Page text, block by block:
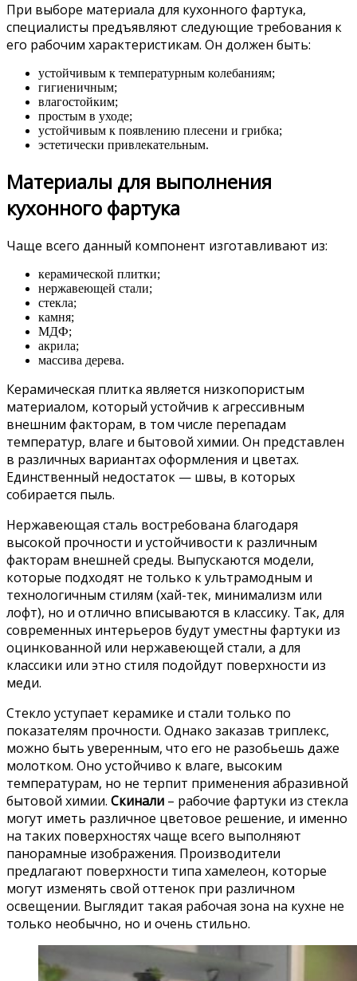
При выборе материала для кухонного фартука,
специалисты предъявляют следующие требования к
его рабочим характеристикам. Он должен быть:
устойчивым к температурным колебаниям;
гигиеничным;
влагостойким;
простым в уходе;
устойчивым к появлению плесени и грибка;
эстетически привлекательным.
Материалы для выполнения
кухонного фартука
Чаще всего данный компонент изготавливают из:
керамической плитки;
нержавеющей стали;
стекла;
камня;
МДФ;
акрила;
массива дерева.
Керамическая плитка является низкопористым
материалом, который устойчив к агрессивным
внешним факторам, в том числе перепадам
температур, влаге и бытовой химии. Он представлен
в различных вариантах оформления и цветах.
Единственный недостаток — швы, в которых
собирается пыль.
Нержавеющая сталь востребована благодаря
высокой прочности и устойчивости к различным
факторам внешней среды. Выпускаются модели,
которые подходят не только к ультрамодным и
технологичным стилям (хай-тек, минимализм или
лофт), но и отлично вписываются в классику. Так, для
современных интерьеров будут уместны фартуки из
оцинкованной или нержавеющей стали, а для
классики или этно стиля подойдут поверхности из
меди.
Стекло уступает керамике и стали только по
показателям прочности. Однако заказав триплекс,
можно быть уверенным, что его не разобьешь даже
молотком. Оно устойчиво к влаге, высоким
температурам, но не терпит применения абразивной
бытовой химии. Скинали – рабочие фартуки из стекла
могут иметь различное цветовое решение, и именно
на таких поверхностях чаще всего выполняют
панорамные изображения. Производители
предлагают поверхности типа хамелеон, которые
могут изменять свой оттенок при различном
освещении. Выглядит такая рабочая зона на кухне не
только необычно, но и очень стильно.